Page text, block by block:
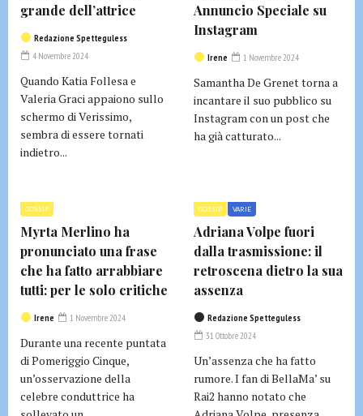
grande dell’attrice
Redazione Spetteguless
4 Novembre 2024
Quando Katia Follesa e
Valeria Graci appaiono sullo
schermo di Verissimo,
sembra di essere tornati
indietro...
Annuncio Speciale su
Instagram
Irene 1 Novembre 2024
Samantha De Grenet torna a
incantare il suo pubblico su
Instagram con un post che
ha già catturato...
GOSSIP
Myrta Merlino ha
pronunciato una frase
che ha fatto arrabbiare
tutti: per le solo critiche
Irene 1 Novembre 2024
Durante una recente puntata
di Pomeriggio Cinque,
un’osservazione della
celebre conduttrice ha
GOSSIP VARIE
Adriana Volpe fuori
dalla trasmissione: il
retroscena dietro la sua
assenza
Redazione Spetteguless
31 Ottobre 2024
Un’assenza che ha fatto
rumore. I fan di BellaMa’ su
Rai2 hanno notato che